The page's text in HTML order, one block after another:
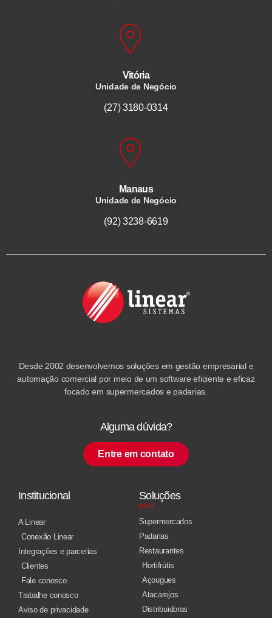
Vitória
Unidade de Negócio
(27) 3180-0314
Manaus
Unidade de Negócio
(92) 3238-6619
Desde 2002 desenvolvemos soluções em gestão empresarial e
automação comercial por meio de um software eficiente e eficaz
focado em supermercados e padarias.
Alguma dúvida?
Entre em contato
Institucional
A Linear
Conexão Linear
Integrações e parcerias
Clientes
Fale conosco
Trabalhe conosco
Aviso de privacidade
Soluções
para
Supermercados
Padarias
Restaurantes
Hortifrútis
Açougues
Atacarejos
Distribuidoras